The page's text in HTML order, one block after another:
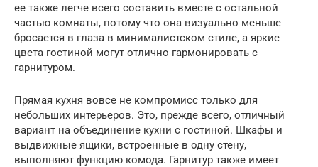
ее также легче всего составить вместе с остальной
частью комнаты, потому что она визуально меньше
бросается в глаза в минималистском стиле, а яркие
цвета гостиной могут отлично гармонировать с
гарнитуром.
Прямая кухня вовсе не компромисс только для
небольших интерьеров. Это, прежде всего, отличный
вариант на объединение кухни с гостиной. Шкафы и
выдвижные ящики, встроенные в одну стену,
выполняют функцию комода. Гарнитур также имеет